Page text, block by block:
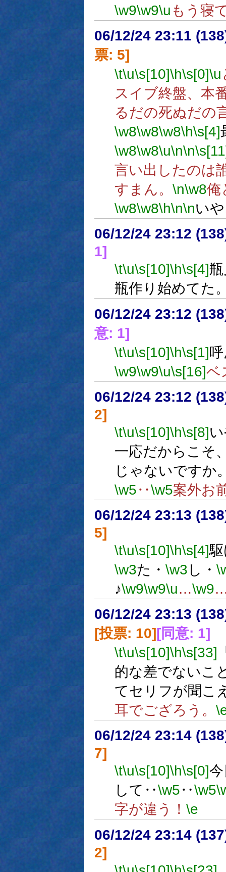
\w9\w9\u もう寝
06/12/24 23:11
票: 5]
\t\u\s[10]\h\s[0]\u
スイブ終盤、本
るだの死ぬだの
\w8\w8\w8\h\s[4]
\w8\w8\u\n\n
言い出したのは
すまん。 \n\w8俺
\w8\w8\h\n\nい
06/12/24 23:12
1]
\t\u\s[10]\h\s[4]
瓶作り始めてた
06/12/24 23:12
意: 1]
\t\u\s[10]\h\s[1]
\w9\w9\u\s[16]ベ
06/12/24 23:12
2]
\t\u\s[10]\h\s[8]
一応だからこそ
じゃないですか
\w5‥\w5案外お
06/12/24 23:13
5]
\t\u\s[10]\h\s[4]
\w3た・ \w3 し・
♪\w9\w9\u…\w9
06/12/24 23:13
[投票: 10][同意: 1]
\t\u\s[10]\h\s[33]
的な差でないこ
てセリフが聞こ
耳でござろう。
06/12/24 23:14
7]
\t\u\s[10]\h\s[0]
して‥\w5‥\w5
字が違う！ \e
06/12/24 23:14
2]